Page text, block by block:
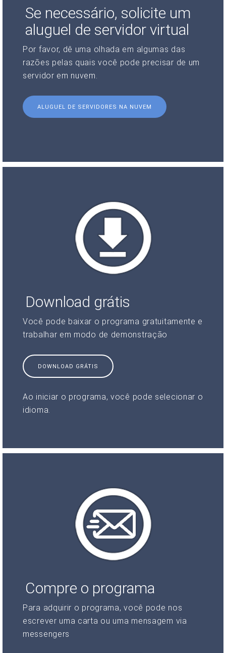
Se necessário, solicite um
aluguel de servidor virtual
Por favor, dê uma olhada em algumas das
razões pelas quais você pode precisar de um
servidor em nuvem.
ALUGUEL DE SERVIDORES NA NUVEM
Download grátis
Você pode baixar o programa gratuitamente e
trabalhar em modo de demonstração
DOWNLOAD GRÁTIS
Ao iniciar o programa, você pode selecionar o
idioma.
Compre o programa
Para adquirir o programa, você pode nos
escrever uma carta ou uma mensagem via
messengers